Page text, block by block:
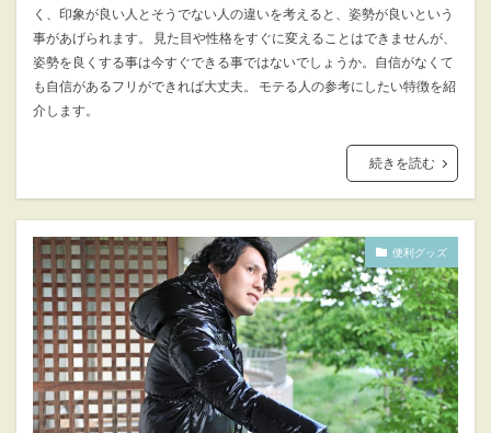
く、印象が良い人とそうでない人の違いを考えると、姿勢が良いという
事があげられます。 見た目や性格をすぐに変えることはできませんが、
姿勢を良くする事は今すぐできる事ではないでしょうか。自信がなくて
も自信があるフリができれば大丈夫。 モテる人の参考にしたい特徴を紹
介します。
続きを読む
便利グッズ